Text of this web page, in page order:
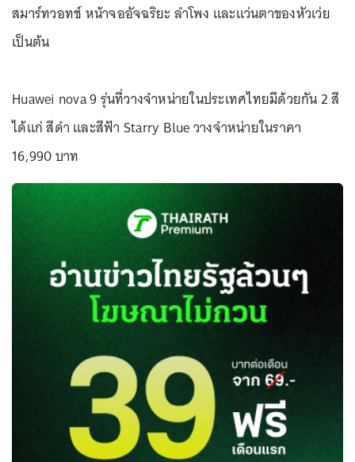
สมาร์ทวอทช์ หน้าจออัจฉริยะ ลำโพง และแว่นตาของหัวเว่ย
เป็นต้น
Huawei nova 9 รุ่นที่วางจำหน่ายในประเทศไทยมีด้วยกัน 2 สี
ได้แก่ สีดำ และสีฟ้า Starry Blue วางจำหน่ายในราคา
16,990 บาท